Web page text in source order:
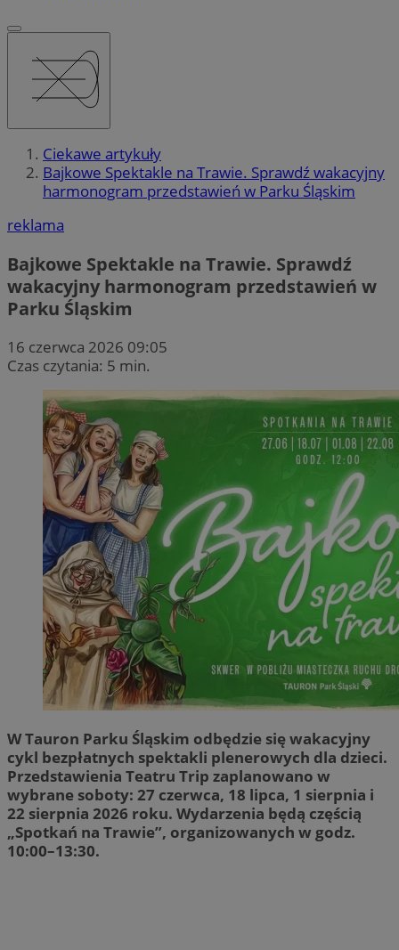
Ciekawe artykuły
Bajkowe Spektakle na Trawie. Sprawdź wakacyjny
harmonogram przedstawień w Parku Śląskim
reklama
Bajkowe Spektakle na Trawie. Sprawdź
wakacyjny harmonogram przedstawień w
Parku Śląskim
16 czerwca 2026 09:05
Czas czytania: 5 min.
W Tauron Parku Śląskim odbędzie się wakacyjny
cykl bezpłatnych spektakli plenerowych dla dzieci.
Przedstawienia Teatru Trip zaplanowano w
wybrane soboty: 27 czerwca, 18 lipca, 1 sierpnia i
22 sierpnia 2026 roku. Wydarzenia będą częścią
„Spotkań na Trawie”, organizowanych w godz.
10:00–13:30.